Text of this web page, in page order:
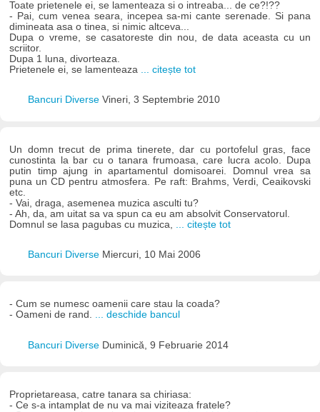
Toate prietenele ei, se lamenteaza si o intreaba... de ce?!??
- Pai, cum venea seara, incepea sa-mi cante serenade. Si pana
dimineata asa o tinea, si nimic altceva...
Dupa o vreme, se casatoreste din nou, de data aceasta cu un
scriitor.
Dupa 1 luna, divorteaza.
Prietenele ei, se lamenteaza
... citește tot
Bancuri Diverse Vineri, 3 Septembrie 2010
Un domn trecut de prima tinerete, dar cu portofelul gras, face
cunostinta la bar cu o tanara frumoasa, care lucra acolo. Dupa
putin timp ajung in apartamentul domisoarei. Domnul vrea sa
puna un CD pentru atmosfera. Pe raft: Brahms, Verdi, Ceaikovski
etc.
- Vai, draga, asemenea muzica asculti tu?
- Ah, da, am uitat sa va spun ca eu am absolvit Conservatorul.
Domnul se lasa pagubas cu muzica,
... citește tot
Bancuri Diverse Miercuri, 10 Mai 2006
- Cum se numesc oamenii care stau la coada?
- Oameni de rand. ... deschide bancul
Bancuri Diverse Duminică, 9 Februarie 2014
Proprietareasa, catre tanara sa chiriasa:
- Ce s-a intamplat de nu va mai viziteaza fratele?